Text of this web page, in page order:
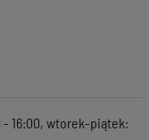
- 16:00, wtorek-piątek: